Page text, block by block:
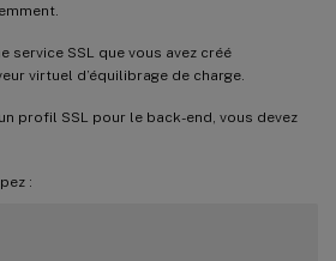
service SSL que vous avez créé
virtuel d’équilibrage de charge.
profil SSL pour le back-end, vous devez
: